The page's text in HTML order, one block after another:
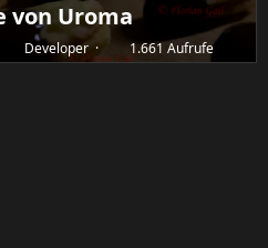
von Uroma
Developer 1.661 Aufrufe